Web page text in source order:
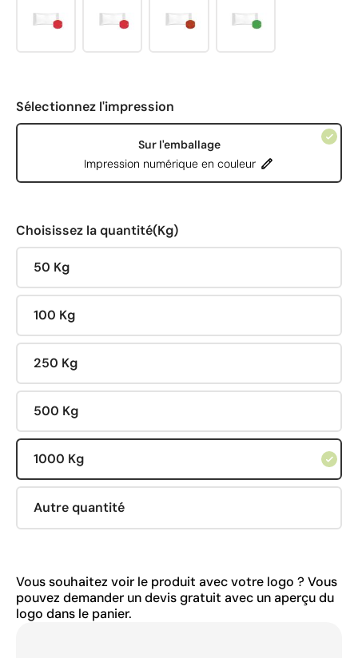
Sélectionnez l'impression
Sur l'emballage
Impression numérique en couleur
Choisissez la quantité(Kg)
50 Kg
100 Kg
250 Kg
500 Kg
1000 Kg
Autre quantité
Vous souhaitez voir le produit avec votre logo ? Vous
pouvez demander un devis gratuit avec un aperçu du
logo dans le panier.